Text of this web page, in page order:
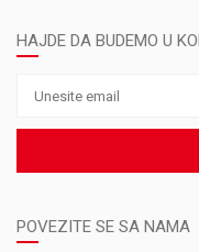
HAJDE DA BUDEMO U
POVEZITE SE SA NAMA